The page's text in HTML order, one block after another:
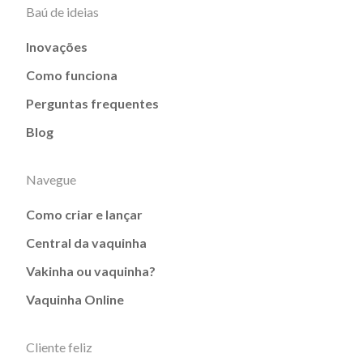
Baú de ideias
Inovações
Como funciona
Perguntas frequentes
Blog
Navegue
Como criar e lançar
Central da vaquinha
Vakinha ou vaquinha?
Vaquinha Online
Cliente feliz